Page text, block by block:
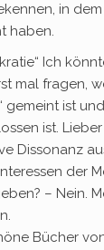
in
haben.
Ich
mal fragen,
gemeint ist
ist.
Dissonanz
der
– Nein.
Bücher